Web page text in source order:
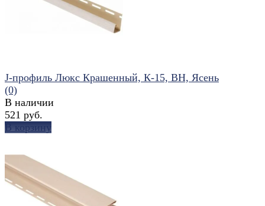
избранное сравнить
J-профиль Люкс Крашенный, К-15, ВН, Ясень
(0)
В наличии
521 руб.
В корзину